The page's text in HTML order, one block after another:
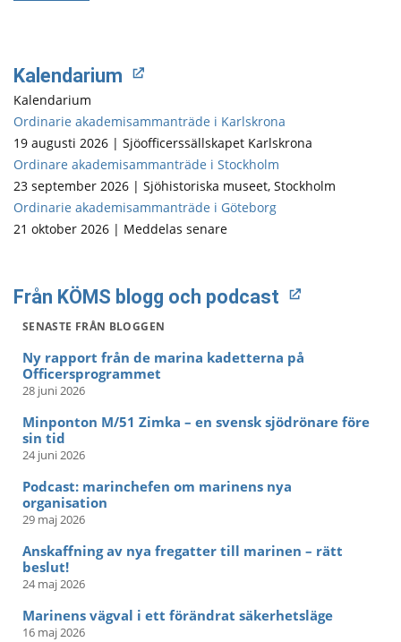
Kalendarium
Kalendarium
Ordinarie akademisammanträde i Karlskrona
19 augusti 2026 | Sjöofficerssällskapet Karlskrona
Ordinare akademisammanträde i Stockholm
23 september 2026 | Sjöhistoriska museet, Stockholm
Ordinarie akademisammanträde i Göteborg
21 oktober 2026 | Meddelas senare
Från KÖMS blogg och podcast
SENASTE FRÅN BLOGGEN
Ny rapport från de marina kadetterna på
Officersprogrammet
28 juni 2026
Minponton M/51 Zimka – en svensk sjödrönare före
sin tid
24 juni 2026
Podcast: marinchefen om marinens nya
organisation
29 maj 2026
Anskaffning av nya fregatter till marinen – rätt
beslut!
24 maj 2026
Marinens vägval i ett förändrat säkerhetsläge
16 maj 2026